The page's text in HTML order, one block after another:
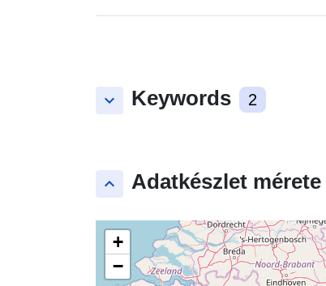
keyboard_arrow_down Keywords 2
keyboard_arrow_up Adatkészlet mérete
+
−